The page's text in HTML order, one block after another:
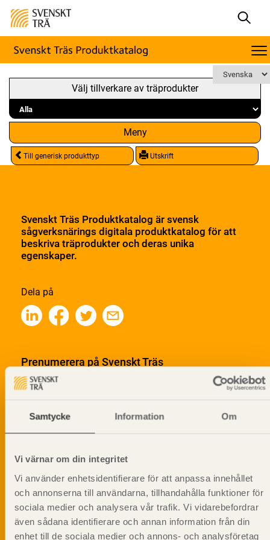
Samtycke Information Om
Vi värnar om din integritet
Vi använder enhetsidentifierare för att anpassa innehållet
och annonserna till användarna, tillhandahålla funktioner för
sociala medier och analysera vår trafik. Vi vidarebefordrar
även sådana identifierare och annan information från din
enhet till de sociala medier och annons- och analysföretag
Välj tillverkare av träprodukter
Meny
Till generisk produkttyp Utskrift
Svenskt Träs Produktkatalog är svensk
sågverksnärings digitala produktkatalog för att
beskriva träprodukter och deras unika
egenskaper.
Dela på
Prenumerera på Svenskt Träs
informationsutskick!